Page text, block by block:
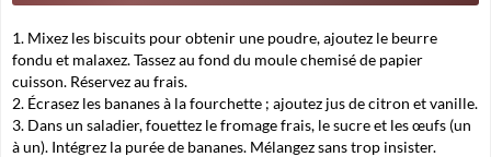
Mixez les biscuits pour obtenir une poudre, ajoutez le beurre
fondu et malaxez. Tassez au fond du moule chemisé de papier
cuisson. Réservez au frais.
Écrasez les bananes à la fourchette ; ajoutez jus de citron et vanille.
Dans un saladier, fouettez le fromage frais, le sucre et les œufs (un
à un). Intégrez la purée de bananes. Mélangez sans trop insister.